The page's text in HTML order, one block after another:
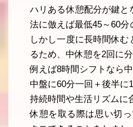
ハリある休憩配分が鍵と
法に倣えば最低45～60分
しかし一度に長時間休
るため、中休憩を2回に
例えば8時間シフトなら
中盤に60分一回＋後半に
持続時間や生活リズムに
休憩を取る際は思い切